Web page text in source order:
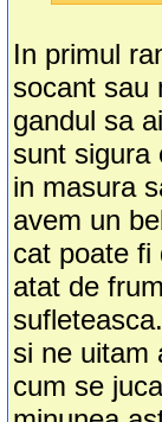
In primul
socant sau
gandul sa
sunt sigura
in masura
avem un
cat poate fi
atat de
si ne uitam
cum se